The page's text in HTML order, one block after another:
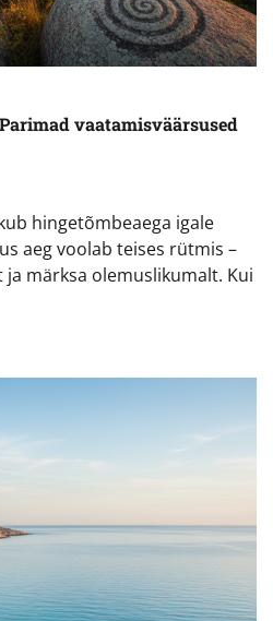
vaatamisväärsused
hingetõmbeaega igale
aeg voolab teises rütmis –
märksa olemuslikumalt. Kui